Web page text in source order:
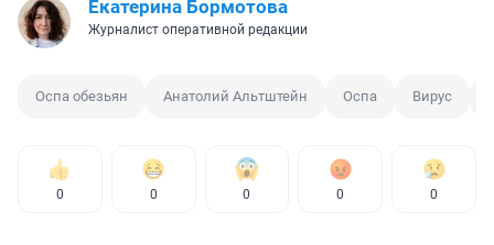
Екатерина Бормотова
Журналист оперативной редакции
Оспа обезьян Анатолий Альтштейн Оспа Вирус
0 0 0 0 0